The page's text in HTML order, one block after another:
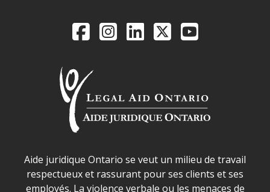
Legal Aid Ontario
FacebookInstagram
LinkedIn
X YouTube
Déclaration sur la sécurité dans les locaux d'AJO.
Aide juridique Ontario se veut un milieu de travail
respectueux et rassurant pour ses clients et ses
employés. La violence verbale ou les menaces de